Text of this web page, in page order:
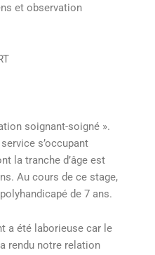
et observation
soignant-soigné ».
s’occupant
la tranche d’âge est
Au cours de ce stage,
de 7 ans.
a été laborieuse car le
rendu notre relation